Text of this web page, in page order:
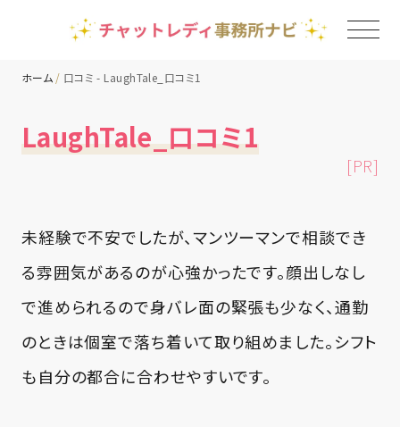
地域別ランキング
コラム
ホーム 口コミ - LaughTale_口コミ1
LaughTale_口コミ1
[PR]
未経験で不安でしたが、マンツーマンで相談でき
る雰囲気があるのが心強かったです。顔出しなし
で進められるので身バレ面の緊張も少なく、通勤
のときは個室で落ち着いて取り組めました。シフト
も自分の都合に合わせやすいです。